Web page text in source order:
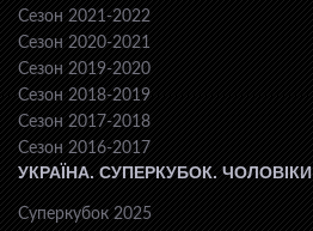
Сезон 2021-2022
Сезон 2020-2021
Сезон 2019-2020
Сезон 2018-2019
Сезон 2017-2018
Сезон 2016-2017
УКРАЇНА. СУПЕРКУБОК. ЧОЛОВІКИ
Суперкубок 2025